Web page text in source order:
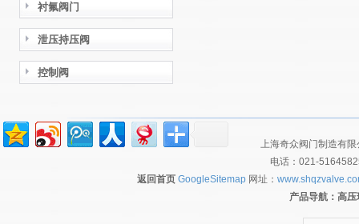
衬氟阀门
泄压持压阀
控制阀
上海奇众阀门制造有
电话：021-
返回首页 GoogleSitemap 网址：
产品导航： 高压